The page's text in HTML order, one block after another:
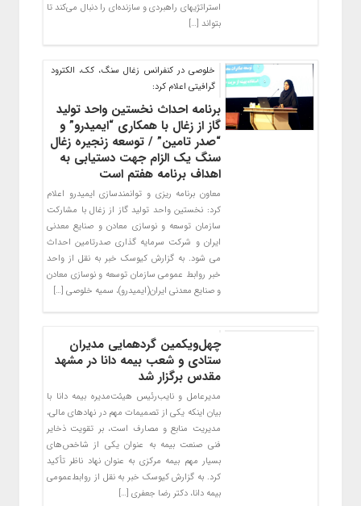
استراتژی‎های راهبردی و سازنده‌ای را دنبال می‌کند تا
بتواند […]
خلوصی در کنفرانس زغال سنگ، کک، الکترود
گرافیتی اعلام کرد:
برنامه احداث نخستین واحد تولید
گاز از زغال با همکاری “ایمیدرو” و
“صدر تامین” / توسعه زنجیره زغال
سنگ یک الزام جهت دستیابی به
اهداف برنامه هفتم است
معاون برنامه ریزی و توانمندسازی ایمیدرو اعلام
کرد: نخستین واحد تولید گاز از زغال با مشارکت
سازمان توسعه و نوسازی معادن و صنایع معدنی
ایران و شرکت سرمایه گذاری صدرتامین احداث
می شود. به گزارش کیوسک خبر به نقل از واحد
خبر روابط عمومی سازمان توسعه و نوسازی معادن
و صنایع معدنی ایران(ایمیدرو)، سمیه خلوصی […]
چهل‌و‌یکمین گردهمایی مدیران
ستادی و شعب بیمه دانا در مشهد
مقدس برگزار شد
مدیرعامل و نایب‌رئیس هیئت‌مدیره بیمه ‌دانا با
بیان اینکه یکی از تصمیمات مهم در نهادهای مالی،
مدیریت منابع و مصارف است، بر تقویت ذخایر
فنی صنعت بیمه به عنوان یکی از شاخص‌های
بسیار مهم بیمه مرکزی به عنوان نهاد ناظر تأکید
کرد. به گزارش کیوسک خبر به نقل از روابط‌عمومی
بیمه دانا، دکتر رضا جعفری […]